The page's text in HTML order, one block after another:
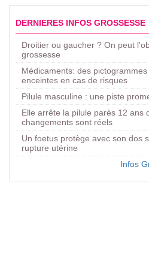
DERNIERES INFOS GROSSESSE
Droitier ou gaucher ? On peut
grossesse
Médicaments: des
enceintes en cas de risques
Pilule masculine : une piste
Elle arrête la pilule parès 12 ans
changements sont réels
Un foetus protège avec son dos
rupture utérine
Infos